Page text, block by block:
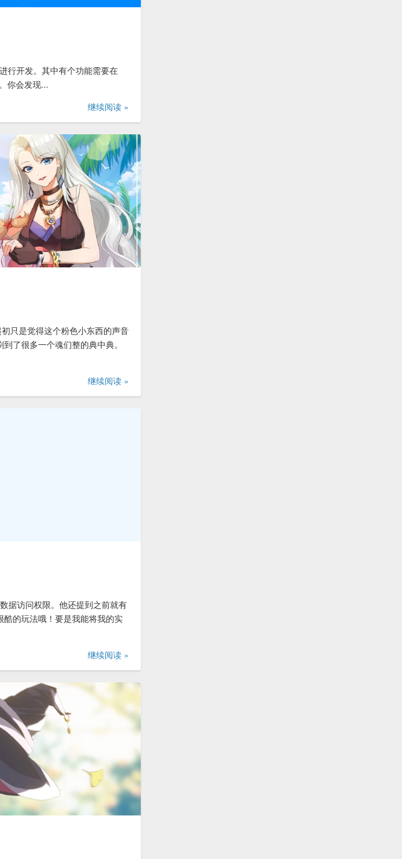
行开发。其中有个功能需要在
你会发现...
继续阅读 »
只是觉得这个粉色小东西的声音
了很多一个魂们整的典中典。
继续阅读 »
据访问权限。他还提到之前就有
的玩法哦！要是我能将我的实
继续阅读 »